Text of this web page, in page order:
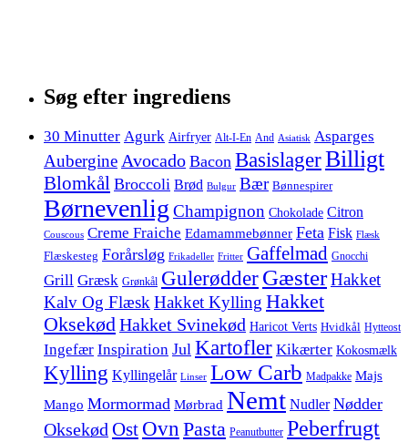
Søg efter ingrediens
30 Minutter Agurk Airfryer Alt-I-En And Asiatisk Asparges
Aubergine Avocado Bacon BasislagerBilligt
Blomkål Broccoli Brød Bulgur Bær Bønnespirer
Børnevenlig Champignon Chokolade Citron
Couscous Creme Fraiche Edamammebønner Feta Fisk Flæsk
Flæskesteg Forårsløg Frikadeller Fritter Gaffelmad Gnocchi
Grill Græsk Grønkål GulerødderGæsterHakket
Kalv Og Flæsk Hakket Kylling Hakket
Oksekød Hakket Svinekød Haricot Verts Hvidkål Hytteost
Ingefær Inspiration Jul Kartofler Kikærter Kokosmælk
Kylling Kyllingelår Linser Low Carb Madpakke Majs
Mango Mormormad Mørbrad Nemt Nudler Nødder
Oksekød Ost Ovn Pasta Peanutbutter Peberfrugt